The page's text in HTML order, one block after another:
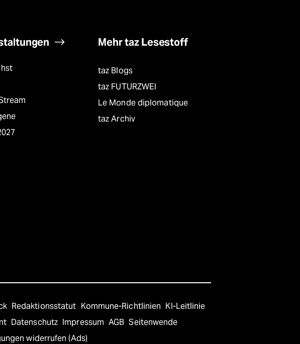
Mehr taz Lesestoff
taz Blogs
taz FUTURZWEI
Le Monde diplomatique
taz Archiv
Redaktionsstatut Kommune-Richtlinien KI-Leitlinie
Datenschutz Impressum AGB Seitenwende
widerrufen (Ads)